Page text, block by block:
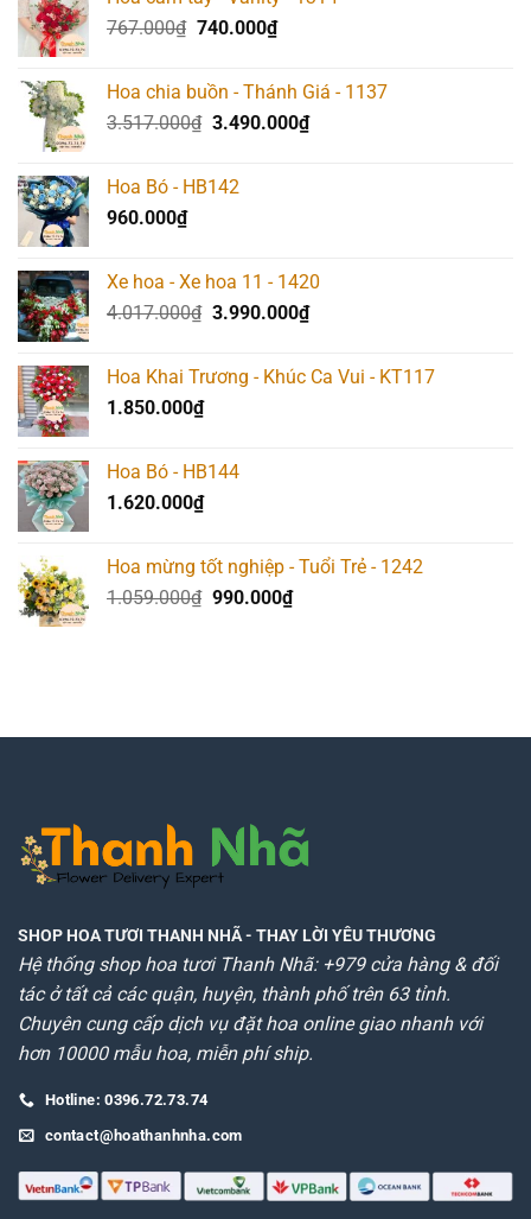
817.000₫.là:
790.000₫.
767.000₫ Giá
767.000₫.
740.000₫Giá
là:
740.000₫.
Hoa chia buồn - Thánh Giá - 1137
3.517.000₫ Giá
3.517.000₫.
3.490.000₫Giá
Hoa Bó - HB142
960.000₫
Xe hoa - Xe hoa 11 - 1420
4.017.000₫ Giá
4.017.000₫.
3.990.000₫Giá
là:
Hoa Khai Trương - Khúc Ca Vui - KT117
1.850.000₫
Hoa Bó - HB144
1.620.000₫
Hoa mừng tốt nghiệp - Tuổi Trẻ - 1242
1.059.000₫ Giá
990.000₫Giá
SHOP HOA TƯƠI THANH NHÃ- THAY LỜI YÊU THƯƠNG
Hệ thống shop hoa tươi Thanh Nhã: +979 cửa hàng & đối
tác ở tất cả các quận, huyện, thành phố trên 63 tỉnh.
Chuyên cung cấp dịch vụ đặt hoa online giao nhanh với
hơn 10000 mẫu hoa, miễn phí ship.
Hotline: 0396.72.73.74
contact@hoathanhnha.com